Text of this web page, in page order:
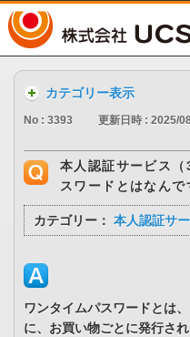
カテゴリー表示
No : 3393 更新日時 : 2025/
本人認証サービス
スワードとはなんで
カテゴリー： 本人認証サ
ワンタイムパスワードとは
に、お買い物ごとに発行さ